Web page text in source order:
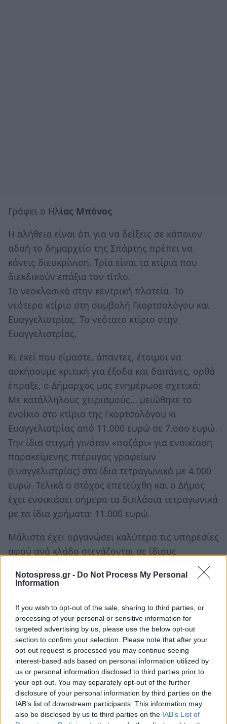
Notospress.gr - Do Not Process My Personal
Information
If you wish to opt-out of the sale, sharing to third parties, or
processing of your personal or sensitive information for
targeted advertising by us, please use the below opt-out
section to confirm your selection. Please note that after your
opt-out request is processed you may continue seeing
interest-based ads based on personal information utilized by
us or personal information disclosed to third parties prior to
your opt-out. You may separately opt-out of the further
disclosure of your personal information by third parties on the
IAB’s list of downstream participants. This information may
also be disclosed by us to third parties on the IAB’s List of
Γράφει ο Ηλίας Μπόνος
Η αλήθεια είναι ότι για να δείξεις σε κάποιον
αδαή το δημαρχείο της Σπάρτης πρέπει να
κάνεις διευκρίνιση. Τρία είναι τα κτίρια που
διεκδικούν επάξια τον τίτλο.
Το νεοκλασικό στην κεντρική πλατεία. Το
νεότερο κτίριο στη συμβολή Γκορτσολόγου και
Ευαγγελιστρίας. Το νεότατο κτίριο στην
Ευαγγελιστρίας.
Κι εκεί που είμαστε, άπαντες, έτοιμοι να
ασκήσουμε κριτική για έξοδα και δαπάνες, ορθά
έπραξε, ο Δήμαρχος μας ενημέρωσε σχετικά:
Με κατάλληλους χειρισμούς… μειώθηκε το
ενοίκιο στο κτίριο της Γκορτσολόγου κι
Ευαγγελιστρίας από 11.000 ευρώ σε 7.οοο ευρώ.
Την ίδια στιγμή γινόταν «παζάρι» για ενοικίαση
παρακείμενης πτέρυγας γραφείων
(Ευαγγελιστρίας) στα ίδια τετραγωνικά με 4.000
ευρώ. Τελικά ο στόχος επετεύχθη και ο Δήμος
έχει ενοικιάσει σήμερα τα διπλάσια τετραγωνικά
με τα ίδια χρήματα: 11.000 ευρώ.
Μάλιστα έχει οργανώσει καλύτερα τις υπηρεσίες
αφού ανά κλάδο στεγάζονται σε ίδιους
Κατά πληροφορίες με την απαλλαγή του
υπηρεσίες θα είναι δυνατή η αξιοποίηση του για
άλλες χρήσεις.
Φυσικά, είναι οφθαλμοφανές ότι το κτίριο που
βρισκόταν μέχρι σήμερα το γραφείο Δημάρχου
(σήμερα Δήμαρχος και γ.γ. στεγάζονται στην οδό
Ευαγγελιστρίας) θέλει επειγόντως ανακαίνιση…